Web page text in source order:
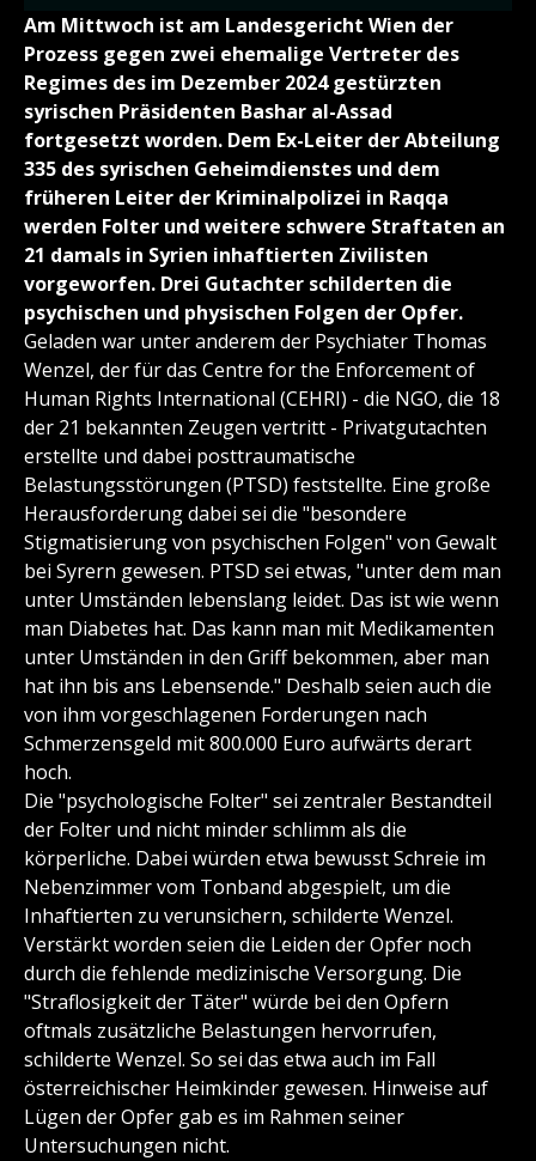
Am Mittwoch ist am Landesgericht Wien der
Prozess gegen zwei ehemalige Vertreter des
Regimes des im Dezember 2024 gestürzten
syrischen Präsidenten Bashar al-Assad
fortgesetzt worden. Dem Ex-Leiter der Abteilung
335 des syrischen Geheimdienstes und dem
früheren Leiter der Kriminalpolizei in Raqqa
werden Folter und weitere schwere Straftaten an
21 damals in Syrien inhaftierten Zivilisten
vorgeworfen. Drei Gutachter schilderten die
psychischen und physischen Folgen der Opfer.
Geladen war unter anderem der Psychiater Thomas
Wenzel, der für das Centre for the Enforcement of
Human Rights International (CEHRI) - die NGO, die 18
der 21 bekannten Zeugen vertritt - Privatgutachten
erstellte und dabei posttraumatische
Belastungsstörungen (PTSD) feststellte. Eine große
Herausforderung dabei sei die "besondere
Stigmatisierung von psychischen Folgen" von Gewalt
bei Syrern gewesen. PTSD sei etwas, "unter dem man
unter Umständen lebenslang leidet. Das ist wie wenn
man Diabetes hat. Das kann man mit Medikamenten
unter Umständen in den Griff bekommen, aber man
hat ihn bis ans Lebensende." Deshalb seien auch die
von ihm vorgeschlagenen Forderungen nach
Schmerzensgeld mit 800.000 Euro aufwärts derart
hoch.
Die "psychologische Folter" sei zentraler Bestandteil
der Folter und nicht minder schlimm als die
körperliche. Dabei würden etwa bewusst Schreie im
Nebenzimmer vom Tonband abgespielt, um die
Inhaftierten zu verunsichern, schilderte Wenzel.
Verstärkt worden seien die Leiden der Opfer noch
durch die fehlende medizinische Versorgung. Die
"Straflosigkeit der Täter" würde bei den Opfern
oftmals zusätzliche Belastungen hervorrufen,
schilderte Wenzel. So sei das etwa auch im Fall
österreichischer Heimkinder gewesen. Hinweise auf
Lügen der Opfer gab es im Rahmen seiner
Untersuchungen nicht.